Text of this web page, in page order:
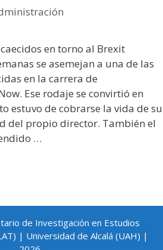
en torno al Brexit
se asemejan a una de las
en la carrera de
Ese rodaje se convirtió en
estuvo de cobrarse la vida de su
del propio director. También el
…
de Investigación en Estudios
| Universidad de Alcalá (UAH) |